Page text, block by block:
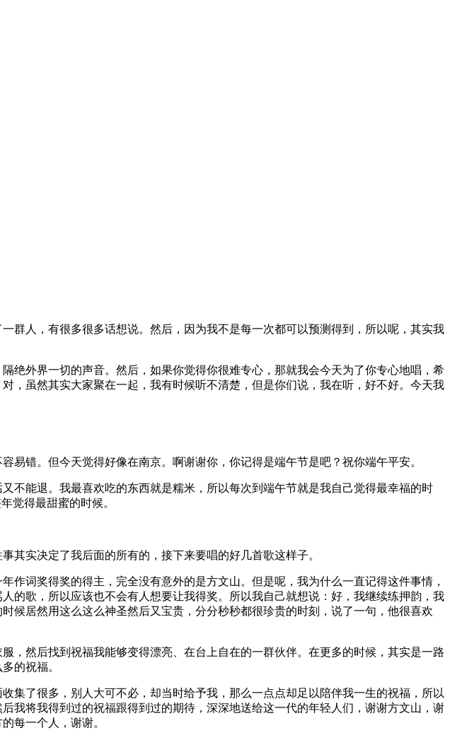
群人，有很多很多话想说。然后，因为我不是每一次都可以预测得到，所以呢，其实我
绝外界一切的声音。然后，如果你觉得你很难专心，那就我会今天为了你专心地唱，希
，虽然其实大家聚在一起，我有时候听不清楚，但是你们说，我在听，好不好。今天我
错。但今天觉得好像在南京。啊谢谢你，你记得是端午节是吧？祝你端午平安。
不能退。我最喜欢吃的东西就是糯米，所以每次到端午节就是我自己觉得最幸福的时
觉得最甜蜜的时候。
其实决定了我后面的所有的，接下来要唱的好几首歌这样子。
词奖得奖的得主，完全没有意外的是方文山。但是呢，我为什么一直记得这件事情，
的歌，所以应该也不会有人想要让我得奖。所以我自己就想说：好，我继续练押韵，我
候居然用这么这么神圣然后又宝贵，分分秒秒都很珍贵的时刻，说了一句，他很喜欢
，然后找到祝福我能够变得漂亮、在台上自在的一群伙伴。在更多的时候，其实是一路
的祝福。
集了很多，别人大可不必，却当时给予我，那么一点点却足以陪伴我一生的祝福，所以
我将我得到过的祝福跟得到过的期待，深深地送给这一代的年轻人们，谢谢方文山，谢
每一个人，谢谢。